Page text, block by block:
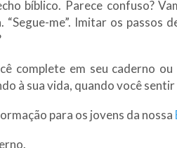
bíblico. Parece confuso?
me”. Imitar os passos
complete em seu caderno
à sua vida, quando você
para os jovens da nossa